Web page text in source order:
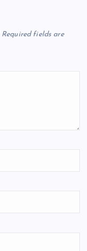
Required fields are